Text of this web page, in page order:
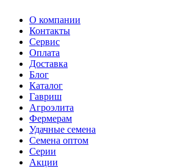
О компании
Контакты
Сервис
Оплата
Доставка
Блог
Каталог
Гавриш
Агроэлита
Фермерам
Удачные семена
Семена оптом
Серии
Акции